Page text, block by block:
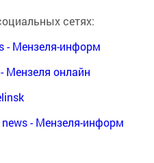
сетях:
- Мензеля-информ
Мензеля онлайн
- Мензеля-информ